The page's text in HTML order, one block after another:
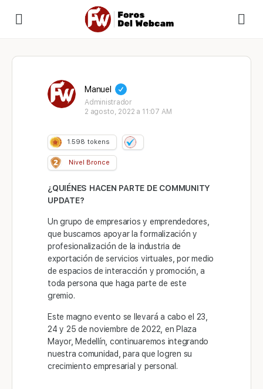
Manuel
Administrador
2 agosto, 2022 a 11:07 AM
1.598 tokens
Nivel Bronce
¿QUIÉNES HACEN PARTE DE COMMUNITY
UPDATE?
Un grupo de empresarios y emprendedores,
que buscamos apoyar la formalización y
profesionalización de la industria de
exportación de servicios virtuales, por medio
de espacios de interacción y promoción, a
toda persona que haga parte de este
gremio.
Este magno evento se llevará a cabo el 23,
24 y 25 de noviembre de 2022, en Plaza
Mayor, Medellín, continuaremos integrando
nuestra comunidad, para que logren su
crecimiento empresarial y personal.